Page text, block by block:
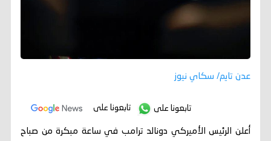
عدن تايم/ سكاي نيوز
تابعونا على تابعونا على
أعلن الرئيس الأميركي دونالد ترامب في ساعة مبكرة من صباح